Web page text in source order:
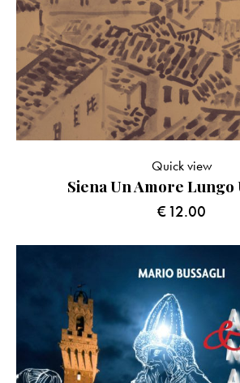
Siena Un Amore Lungo
€12.00
Quick view